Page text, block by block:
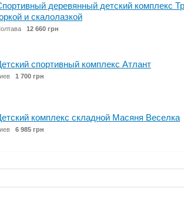
деревянный детский комплекс
и скалолазкой
12 660 грн
спортивный комплекс Атлант
1 700 грн
комплекс складной Масяня Веселка
6 985 грн